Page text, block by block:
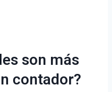
son más
contador?